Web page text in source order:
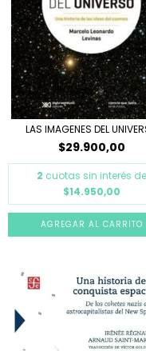
LAS IMAGENES DEL
$29.900,00
2 cuotas sin interés de
$14.950,00